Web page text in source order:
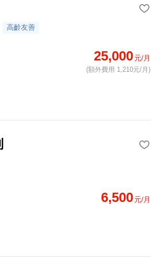
高齡友善
25,000元/月
(額外費用 1,210元/月)
6,500元/月